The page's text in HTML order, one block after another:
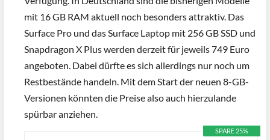
mit 16 GB RAM aktuell noch besonders attraktiv. Das
Surface Pro und das Surface Laptop mit 256 GB SSD und
Snapdragon X Plus werden derzeit für jeweils 749 Euro
angeboten. Dabei dürfte es sich allerdings nur noch um
Restbestände handeln. Mit dem Start der neuen 8-GB-
Versionen könnten die Preise also auch hierzulande
spürbar anziehen.
SPARE 25%